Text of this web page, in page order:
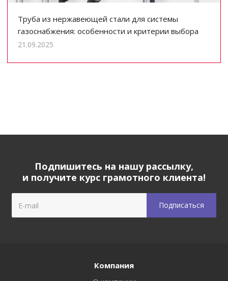
Труба из нержавеющей стали для системы
газоснабжения: особенности и критерии выбора
21.09.2025
Подпишитесь на нашу рассылку,
и получите курс грамотного клиента!
Компания